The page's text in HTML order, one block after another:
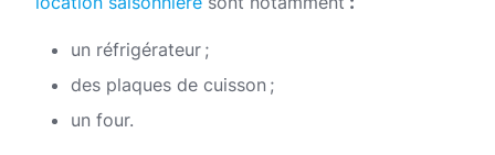
un réfrigérateur ;
des plaques de cuisson ;
un four.